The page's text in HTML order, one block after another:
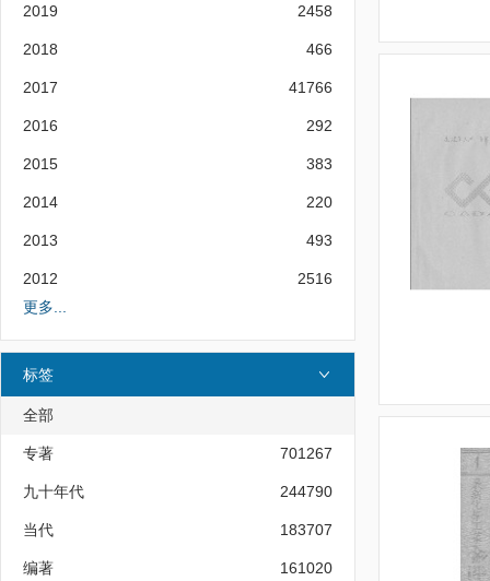
2019 2458
2018 466
2017 41766
2016 292
2015 383
2014 220
2013 493
2012
2516
更多...
标签
全部
专著 701267
九十年代 244790
当代 183707
编著 161020